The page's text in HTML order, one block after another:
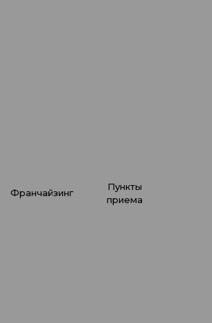
франчайзинг
пункты
приема